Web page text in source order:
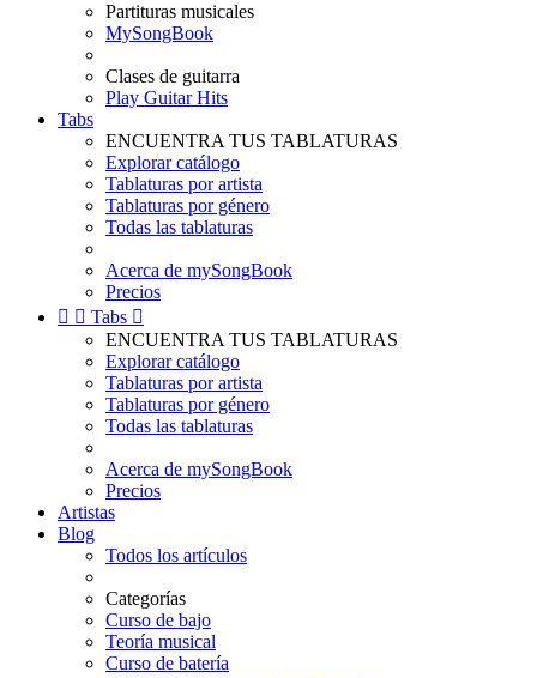
Partituras musicales
MySongBook
Clases de guitarra
Play Guitar Hits
Tabs
ENCUENTRA TUS TABLATURAS
Explorar catálogo
Tablaturas por artista
Tablaturas por género
Todas las tablaturas
Acerca de mySongBook
Precios
  Tabs 
ENCUENTRA TUS TABLATURAS
Explorar catálogo
Tablaturas por artista
Tablaturas por género
Todas las tablaturas
Acerca de mySongBook
Precios
Artistas
Blog
Todos los artículos
Categorías
Curso de bajo
Teoría musical
Curso de batería